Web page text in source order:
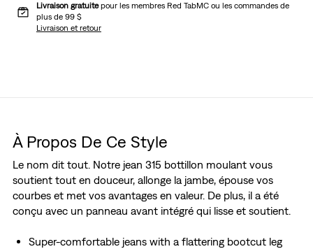
Livraison gratuitepour les membres Red TabMC ou les commandes de
plus de 99 $
Livraison et retour
À Propos De Ce Style
Le nom dit tout. Notre jean 315 bottillon moulant vous
soutient tout en douceur, allonge la jambe, épouse vos
courbes et met vos avantages en valeur. De plus, il a été
conçu avec un panneau avant intégré qui lisse et soutient.
Super-comfortable jeans with a flattering bootcut leg